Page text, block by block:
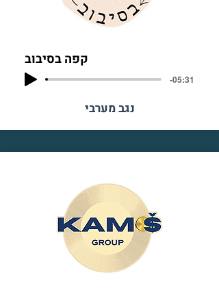
קפה בסיבוב
-05:31
נגב מערבי